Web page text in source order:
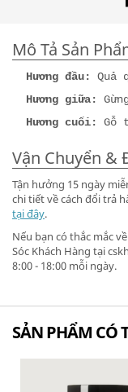
Mô Tả Sản
Hương đầu:
Quả
Hương giữa:
Hương cuối:
Gỗ
Vận Chuyển &
Tận hưởng 15 ngày
chi tiết về cách đổi trả
tại đây.
Nếu bạn có thắc mắc
Sóc Khách Hàng tại
8:00 - 18:00 mỗi ngày.
SẢN PHẨM CÓ